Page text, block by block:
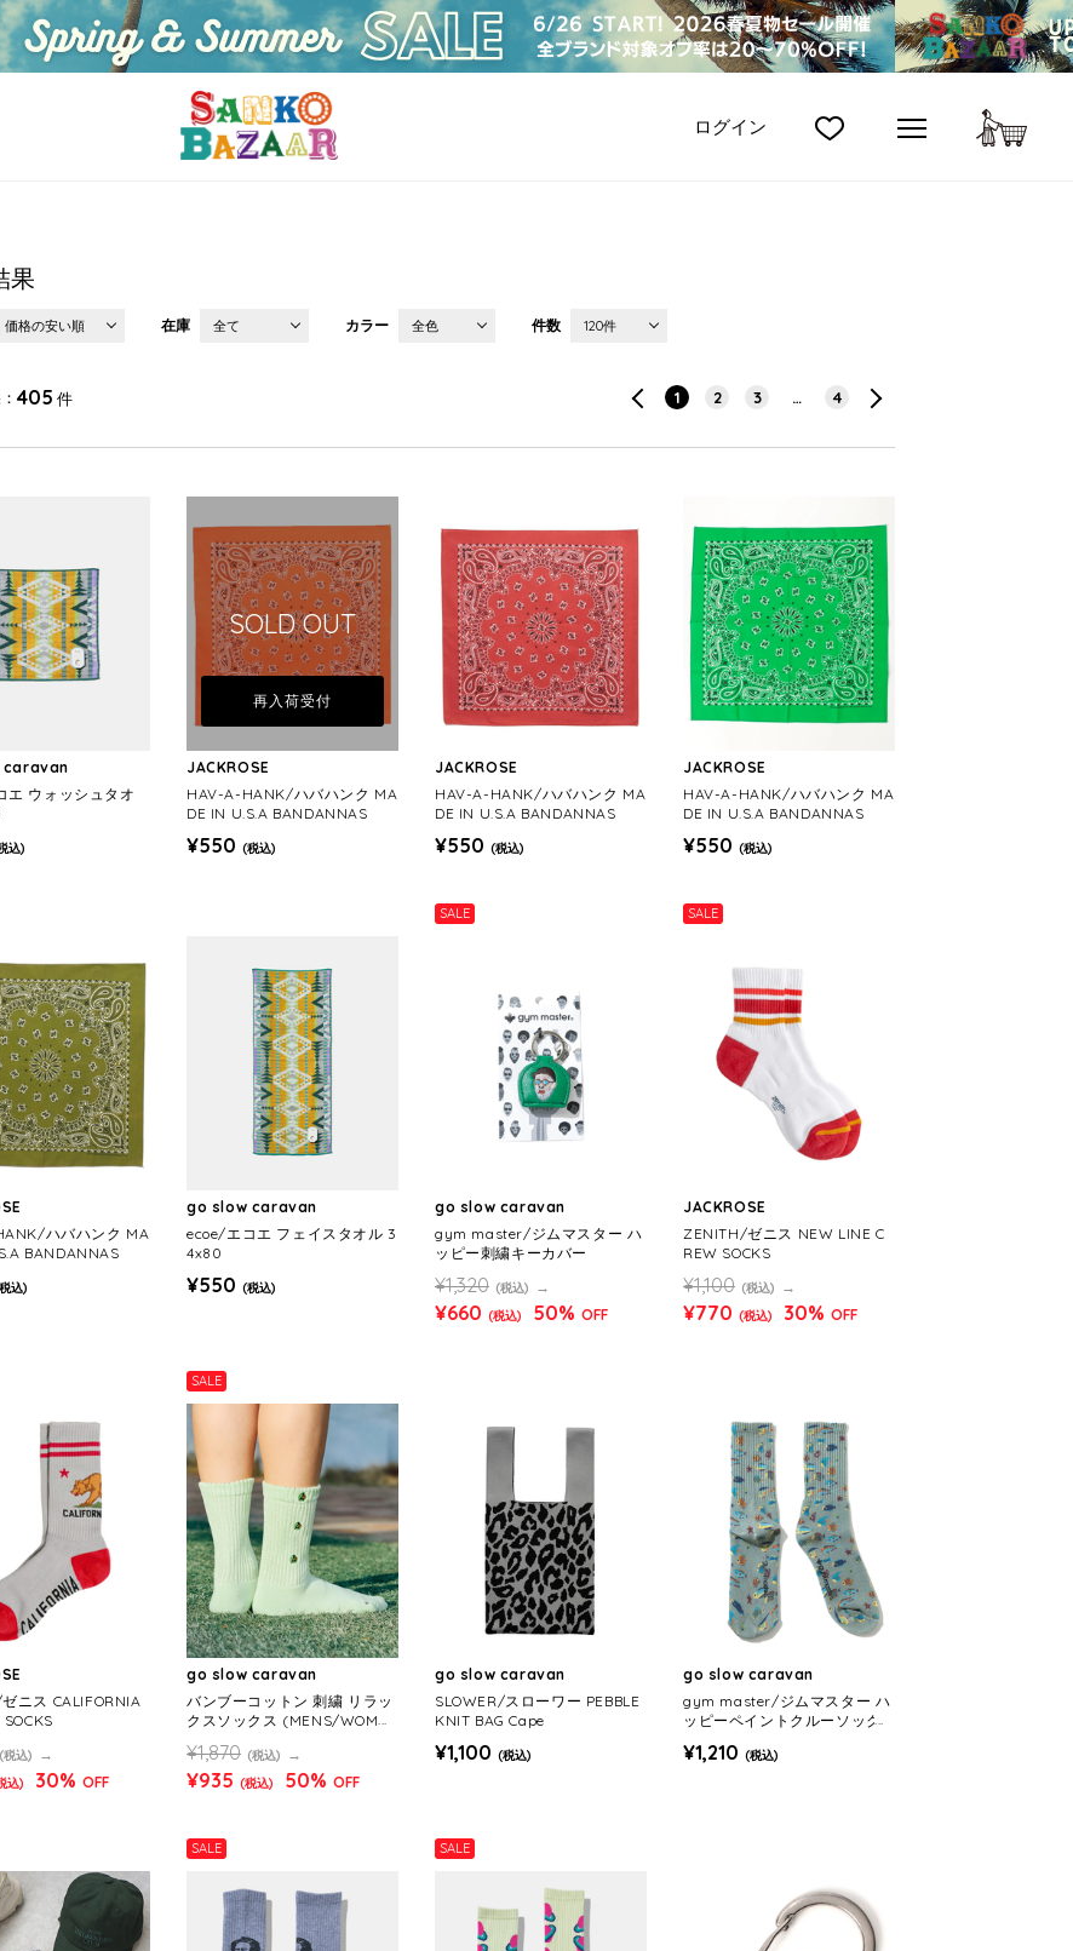
ログイン
果
価格の安い順 在庫 全て カラー 全色 件数 120件
405 件 1 2 3 … 4
caravan
エ ウォッシュタオ
込)
SOLD OUT
再入荷受付
JACKROSE
HAV-A-HANK/ハバハンク MA
DE IN U.S.A BANDANNAS
¥550 (税込)
JACKROSE
HAV-A-HANK/ハバハンク MA
DE IN U.S.A BANDANNAS
¥550 (税込)
JACKROSE
HAV-A-HANK/ハバハンク MA
DE IN U.S.A BANDANNAS
¥550 (税込)
ハバハンク MA
BANDANNAS
込)
go slow caravan
ecoe/エコエ フェイスタオル 3
4x80
¥550 (税込)
SALE
go slow caravan
gym master/ジムマスター ハ
ッピー刺繍キーカバー
¥1,320 (税込)
¥660 (税込) 50% OFF
SALE
JACKROSE
ZENITH/ゼニス NEW LINE C
REW SOCKS
¥1,100 (税込)
¥770 (税込) 30% OFF
ニス CALIFORNIA
(税込)
込) 30% OFF
SALE
go slow caravan
バンブーコットン 刺繍 リラッ
クスソックス (MENS/WOME
¥1,870 (税込)
¥935 (税込) 50% OFF
go slow caravan
SLOWER/スローワー PEBBLE
KNIT BAG Cape
¥1,100 (税込)
go slow caravan
gym master/ジムマスター ハ
ッピーペイントクルーソック
¥1,210 (税込)
SALE SALE